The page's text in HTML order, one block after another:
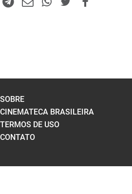
SOBRE
CINEMATECA BRASILEIRA
TERMOS DE USO
CONTATO